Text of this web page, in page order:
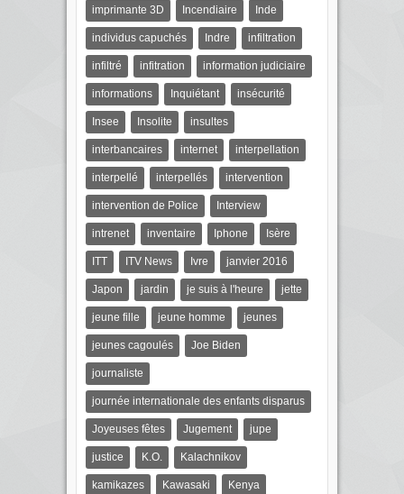
imprimante 3D Incendiaire Inde
individus capuchés Indre infiltration
infiltré infitration information judiciaire
informations Inquiétant insécurité
Insee Insolite insultes
interbancaires internet interpellation
interpellé interpellés intervention
intervention de Police Interview
intrenet inventaire Iphone Isère
ITT ITV News Ivre janvier 2016
Japon jardin je suis à l'heure jette
jeune fille jeune homme jeunes
jeunes cagoulés Joe Biden
journaliste
journée internationale des enfants disparus
Joyeuses fêtes Jugement jupe
justice K.O. Kalachnikov
kamikazes Kawasaki Kenya